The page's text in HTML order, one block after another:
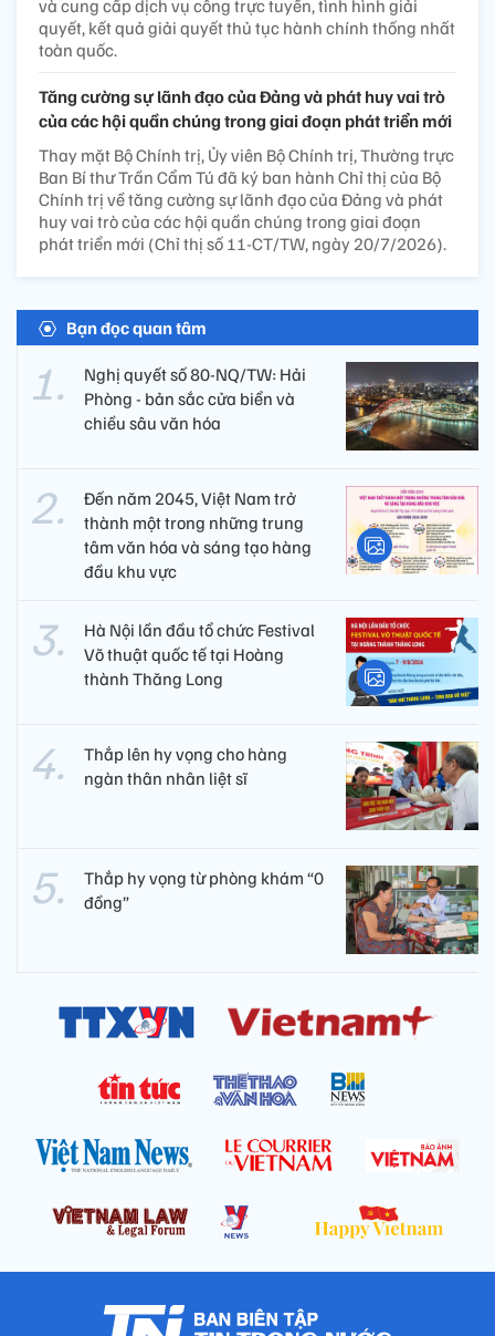
và cung cấp dịch vụ công trực tuyến, tình hình giải
quyết, kết quả giải quyết thủ tục hành chính thống nhất
toàn quốc.
Tăng cường sự lãnh đạo của Đảng và phát huy vai trò
của các hội quần chúng trong giai đoạn phát triển mới
Thay mặt Bộ Chính trị, Ủy viên Bộ Chính trị, Thường trực
Ban Bí thư Trần Cẩm Tú đã ký ban hành Chỉ thị của Bộ
Chính trị về tăng cường sự lãnh đạo của Đảng và phát
huy vai trò của các hội quần chúng trong giai đoạn
phát triển mới (Chỉ thị số 11-CT/TW, ngày 20/7/2026).
Bạn đọc quan tâm
Nghị quyết số 80-NQ/TW: Hải
Phòng - bản sắc cửa biển và
chiều sâu văn hóa
Đến năm 2045, Việt Nam trở
thành một trong những trung
tâm văn hóa và sáng tạo hàng
đầu khu vực
Hà Nội lần đầu tổ chức Festival
Võ thuật quốc tế tại Hoàng
thành Thăng Long
Thắp lên hy vọng cho hàng
ngàn thân nhân liệt sĩ
Thắp hy vọng từ phòng khám “0
đồng”